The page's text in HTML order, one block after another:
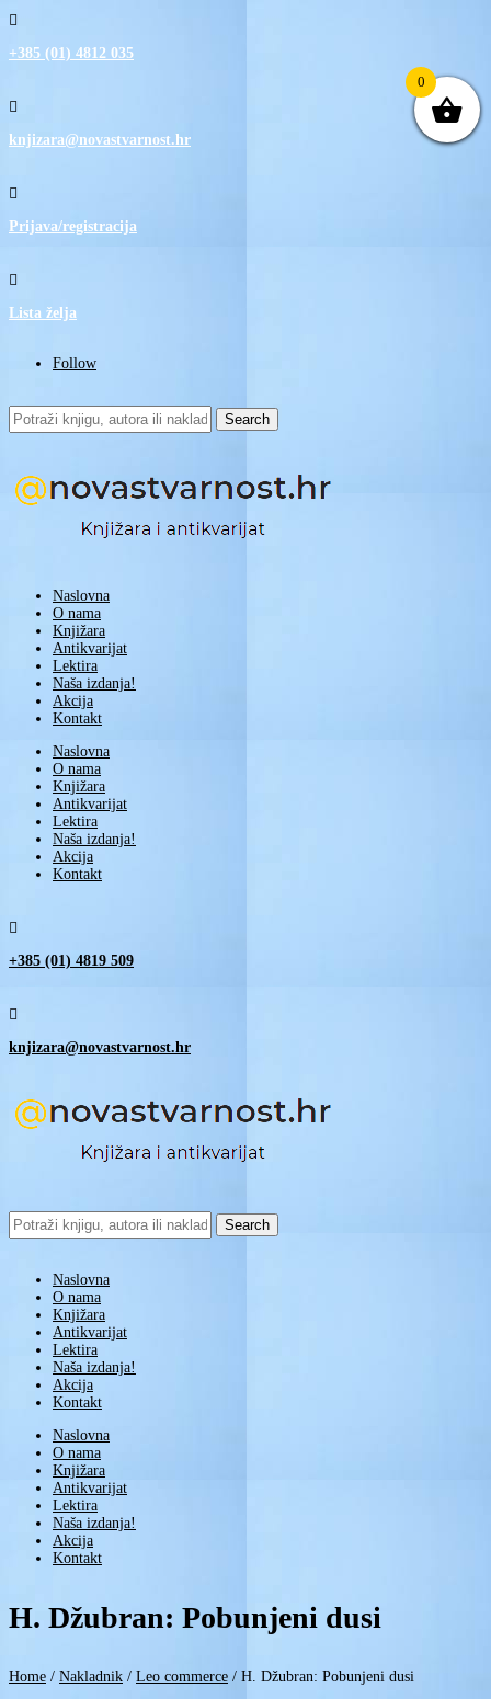

+385 (01) 4812 035

knjizara@novastvarnost.hr

Prijava/registracija

Lista želja
Follow
Search
for:
Naslovna
O nama
Knjižara
Antikvarijat
Lektira
Naša izdanja!
Akcija
Kontakt
Naslovna
O nama
Knjižara
Antikvarijat
Lektira
Naša izdanja!
Akcija
Kontakt

+385 (01) 4819 509

knjizara@novastvarnost.hr
Search
for:
Naslovna
O nama
Knjižara
Antikvarijat
Lektira
Naša izdanja!
Akcija
Kontakt
Naslovna
O nama
Knjižara
Antikvarijat
Lektira
Naša izdanja!
Akcija
Kontakt
H. Džubran: Pobunjeni dusi
Home / Nakladnik / Leo commerce / H. Džubran: Pobunjeni dusi
0